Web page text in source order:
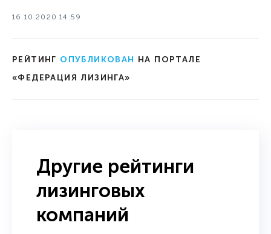
16.10.2020 14:59
РЕЙТИНГ ОПУБЛИКОВАН НА ПОРТАЛЕ
«ФЕДЕРАЦИЯ ЛИЗИНГА»
Другие рейтинги
лизинговых
компаний